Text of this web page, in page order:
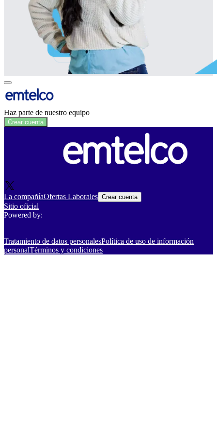
Haz parte de nuestro equipo
Crear cuenta
La compañíaOfertas Laborales Crear cuenta
Sitio oficial
Powered by:
Tratamiento de datos personalesPolítica de uso de información
personalTérminos y condiciones